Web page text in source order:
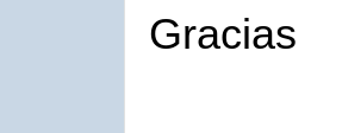
Gracias